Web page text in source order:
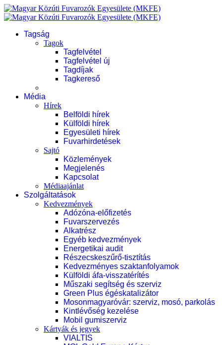
Tagság
Tagok
Tagfelvétel
Tagfelvétel új
Tagdíjak
Tagkereső
Média
Hírek
Belföldi hírek
Külföldi hírek
Egyesületi hírek
Fuvarhirdetések
Sajtó
Közlemények
Megjelenés
Kapcsolat
Médiaajánlat
Szolgáltatások
Kedvezmények
Adózóna-előfizetés
Fuvarszervezés
Alkatrész
Egyéb kedvezmények
Energetikai audit
Részecskeszűrő-tisztítás
Kedvezményes szaktanfolyamok
Külföldi áfa-visszatérítés
Műszaki segítség és szerviz
Green Plus égéskatalizátor
Mosonmagyaróvár: szerviz, mosó, parkolás
Kintlévőség kezelése
Mobil gumiszerviz
Kártyák és jegyek
VIALTIS